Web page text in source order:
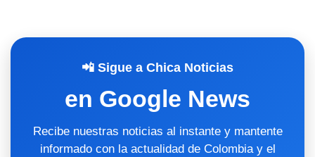
📲 Sigue a Chica Noticias
en Google News
Recibe nuestras noticias al instante y mantente
informado con la actualidad de Colombia y el